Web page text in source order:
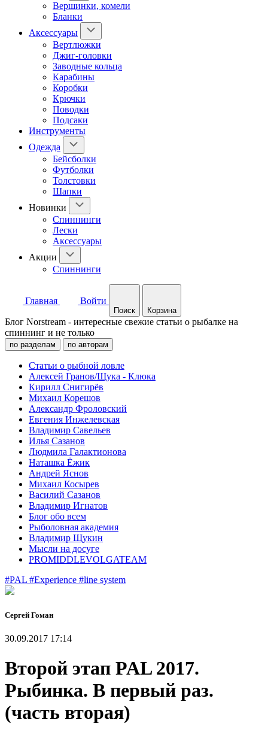
Вершинки, комели
Бланки
Аксессуары
Вертлюжки
Джиг-головки
Заводные кольца
Карабины
Коробки
Крючки
Поводки
Подсаки
Инструменты
Одежда
Бейсболки
Футболки
Толстовки
Шапки
Новинки
Спиннинги
Лески
Аксессуары
Акции
Спиннинги
Главная Войти
Поиск Корзина
Блог Norstream - интересные свежие статьи о рыбалке на
спиннинг и не только
по разделам по авторам
Статьи о рыбной ловле
Алексей Гранов/Щука - Клюка
Кирилл Снигирёв
Михаил Корешов
Александр Фроловский
Евгения Инжелевская
Владимир Савельев
Илья Сазанов
Людмила Галактионова
Наташка Ёжик
Андрей Яснов
Михаил Косырев
Василий Сазанов
Владимир Игнатов
Блог обо всем
Рыболовная академия
Владимир Щукин
Мысли на досуге
PROMIDDLEVOLGATEAM
#PAL #Experience #line system
Сергей Гоман
30.09.2017 17:14
Второй этап PAL 2017.
Рыбинка. В первый раз.
(часть вторая)